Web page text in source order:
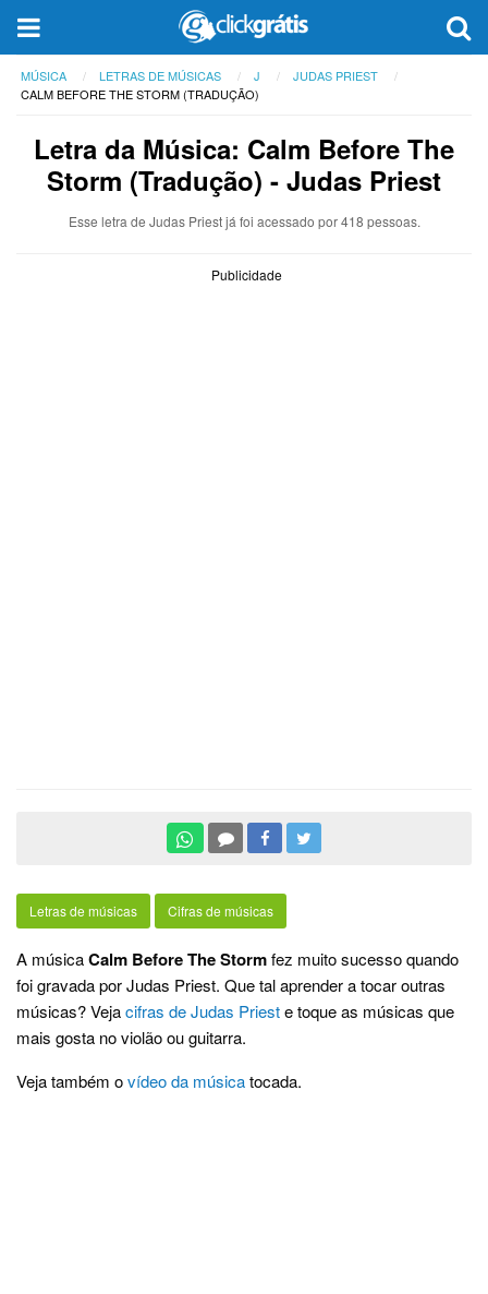
MÚSICA LETRAS DE MÚSICAS J
JUDAS PRIEST
CALM BEFORE THE STORM (TRADUÇÃO)
Letra da Música: Calm Before The
Storm (Tradução) - Judas Priest
Esse letra de Judas Priest já foi acessado por 418 pessoas.
Publicidade
Letras de músicas Cifras de músicas
A músicaCalm Before The Stormfez muito sucesso quando
foi gravada por Judas Priest. Que tal aprender a tocar outras
músicas? Vejacifras de Judas Prieste toque as músicas que
mais gosta no violão ou guitarra.
Veja também ovídeo da músicatocada.